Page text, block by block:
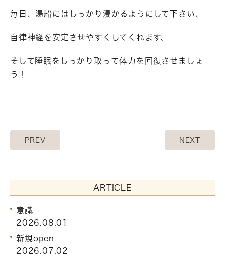
毎日、湯船にはしっかり浸かるようにして下さい、
自律神経を安定させやすくしてくれます、
そして睡眠をしっかり取って体力を回復させましょ
う！
PREV NEXT
ARTICLE
意識
2026.08.01
新規open
2026.07.02